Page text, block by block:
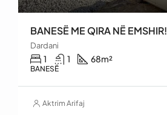
BANESË ME QIRA NË EMSHIR!
Dardani
1 1 68m²
BANESË
Aktrim Arifaj